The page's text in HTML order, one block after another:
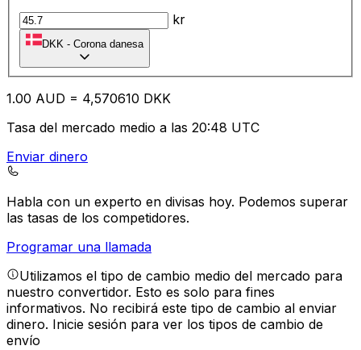
kr
DKK - Corona danesa
1.00 AUD = 4,570610 DKK
Tasa del mercado medio a las 20:48 UTC
Enviar dinero
Habla con un experto en divisas hoy. Podemos superar
las tasas de los competidores.
Programar una llamada
Utilizamos el tipo de cambio medio del mercado para
nuestro convertidor. Esto es solo para fines
informativos. No recibirá este tipo de cambio al enviar
dinero. Inicie sesión para ver los tipos de cambio de
envío